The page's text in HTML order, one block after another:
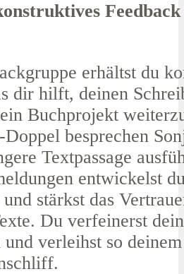
erhältst du
dir hilft, deinen
Buchprojekt
besprechen
Textpassage
entwickelst
stärkst das
Du verfeinerst
und verleihst so